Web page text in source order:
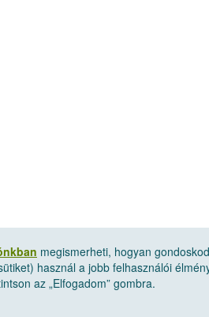
megismerheti, hogyan
használ a jobb felhasználói
az „Elfogadom” gombra.